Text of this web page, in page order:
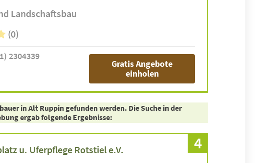
Landschaftsbau
(0)
2304339
Gratis Angebote
einholen
in Alt Ruppin gefunden werden. Die Suche in der
ergab folgende Ergebnisse:
4
u. Uferpflege Rotstiel e.V.